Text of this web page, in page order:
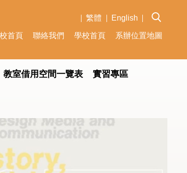
繁體 English
教室借用空間一覽表 實習專區
首頁 聯絡我們 學校首頁 系辦位置地圖